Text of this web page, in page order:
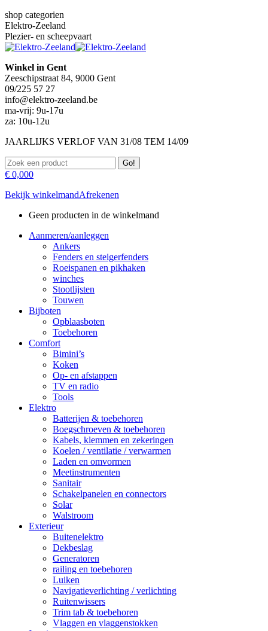
shop categorien
Elektro-Zeeland
Plezier- en scheepvaart
Winkel in Gent
Zeeschipstraat 84, 9000 Gent
09/225 57 27
info@elektro-zeeland.be
ma-vrij: 9u-17u
za: 10u-12u
JAARLIJKS VERLOF VAN 31/08 TEM 14/09
Zoeken:
€ 0,000
Bekijk winkelmandAfrekenen
Geen producten in de winkelmand
Aanmeren/aanleggen
Ankers
Fenders en steigerfenders
Roeispanen en pikhaken
winches
Stootlijsten
Touwen
Bijboten
Opblaasboten
Toebehoren
Comfort
Bimini’s
Koken
Op- en afstappen
TV en radio
Tools
Elektro
Batterijen & toebehoren
Boegschroeven & toebehoren
Kabels, klemmen en zekeringen
Koelen / ventilatie / verwarmen
Laden en omvormen
Meetinstrumenten
Sanitair
Schakelpanelen en connectors
Solar
Walstroom
Exterieur
Buitenelektro
Dekbeslag
Generatoren
railing en toebehoren
Luiken
Navigatieverlichting / verlichting
Ruitenwissers
Trim tab & toebehoren
Vlaggen en vlaggenstokken